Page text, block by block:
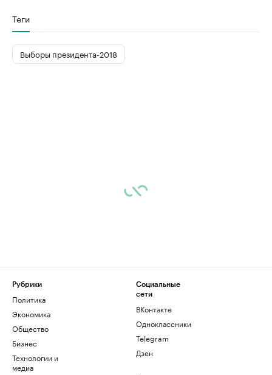
Теги
Выборы президента-2018
Рубрики
Политика
Экономика
Общество
Бизнес
Технологии и
медиа
Социальные
сети
ВКонтакте
Одноклассники
Telegram
Дзен